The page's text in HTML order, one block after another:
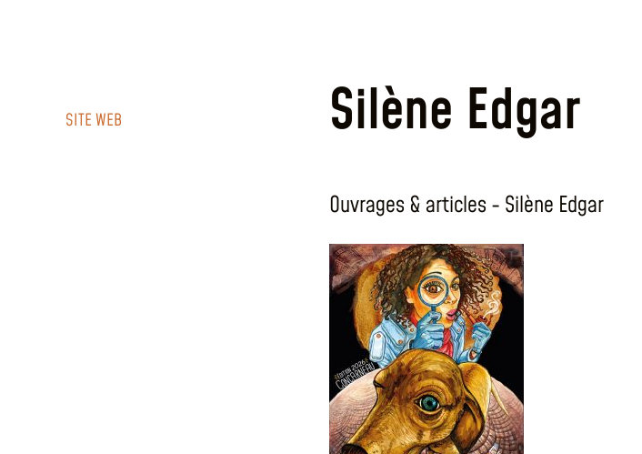
SITE WEB Silène Edgar
Ouvrages & articles - Silène Edgar